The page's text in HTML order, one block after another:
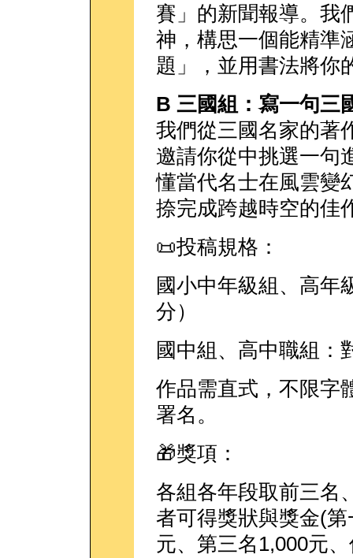
賽」的新聞報導。我
神，構思一個能精準
題」，並用書法將你
B 三國組：寫一句三
我們從三國名家的著
邀請你從中挑選一句
懂當代名士在風雲變
捺完成跨越時空的佳
📜投稿規格：
國小中年級組、高年
分）
國中組、高中職組：
作品需直式，不限字
署名。
🎁獎項：
各組各年段取前三名
者可得獎狀與獎金(
元、第三名1,000元